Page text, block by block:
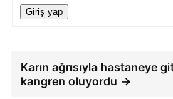
Giriş yap
Karın ağrısıyla hastaneye
kangren oluyordu →